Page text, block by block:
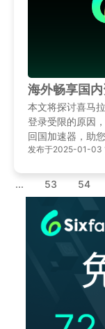
海外畅享国
本文将探讨喜马
登录受限的原因
回国加速器，助
发布于2025-01-03
... 53 54